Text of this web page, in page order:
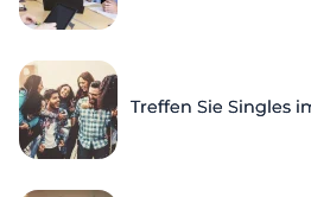
Treffen Sie Singles